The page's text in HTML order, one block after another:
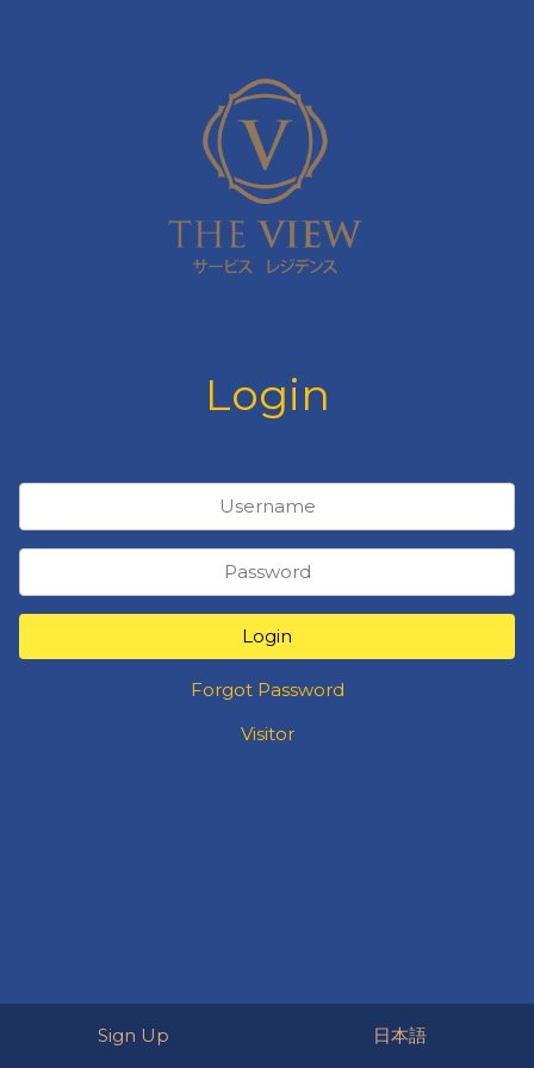
Sign Up 日本語
Login
Login
Forgot Password
Visitor